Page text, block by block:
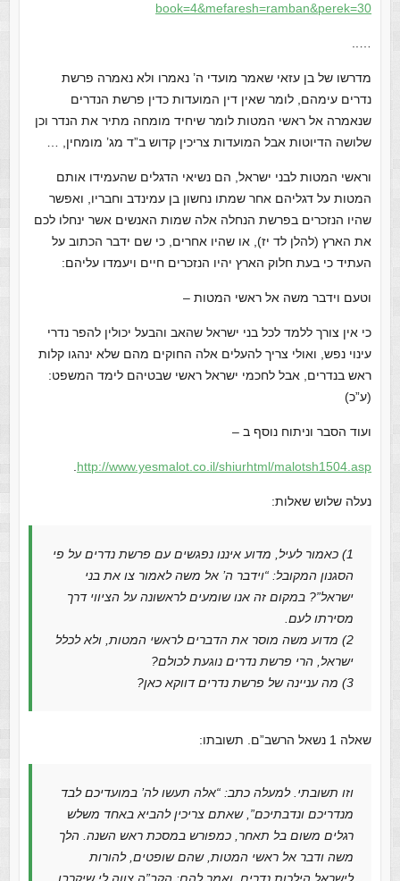
book=4&mefaresh=ramban&perek=30
מדרשו של בן עזאי שאמר מועדי ה’ נאמרו ולא נאמרה פרשת
נדרים עימהם, לומר שאין דין המועדות כדין פרשת הנדרים
שנאמרה אל ראשי המטות לומר שיחיד מומחה מתיר את הנדר וכן
שלושה הדיוטות אבל המועדות צריכין קדוש ב”ד מג’ מומחין, …
וראשי המטות לבני ישראל, הם נשיאי הדגלים שהעמידו אותם
המטות על דגליהם אחר שמתו נחשון בן עמינדב וחבריו, ואפשר
שהיו הנזכרים בפרשת הנחלה אלה שמות האנשים אשר ינחלו לכם
את הארץ (להלן לד יז), או שהיו אחרים, כי שם ידבר הכתוב על
העתיד כי בעת חלוק הארץ יהיו הנזכרים חיים ויעמדו עליהם:
וטעם וידבר משה אל ראשי המטות –
כי אין צורך ללמד לכל בני ישראל שהאב והבעל יכולין להפר נדרי
עינוי נפש, ואולי צריך להעלים אלה החוקים מהם שלא ינהגו קלות
ראש בנדרים, אבל לחכמי ישראל ראשי שבטיהם לימד המשפט:
(ע”כ)
ועוד הסבר וניתוח נוסף ב –
http://www.yesmalot.co.il/shiurhtml/malotsh1504.asp
נעלה שלוש שאלות:
1) כאמור לעיל, מדוע איננו נפגשים עם פרשת נדרים על פי
הסגנון המקובל: “וידבר ה’ אל משה לאמור צו את בני
ישראל”? במקום זה אנו שומעים לראשונה על הציווי דרך
מסירתו לעם.
2) מדוע משה מוסר את הדברים לראשי המטות, ולא לכלל
ישראל, הרי פרשת נדרים נוגעת לכולם?
3) מה עניינה של פרשת נדרים דווקא כאן?
שאלה 1 נשאל הרשב”ם. תשובתו:
וזו תשובתי. למעלה כתב: “אלה תעשו לה’ במועדיכם לבד
מנדריכם ונדבתיכם”, שאתם צריכין להביא באחד משלש
רגלים משום בל תאחר, כמפורש במסכת ראש השנה. הלך
משה ודבר אל ראשי המטות, שהם שופטים, להורות